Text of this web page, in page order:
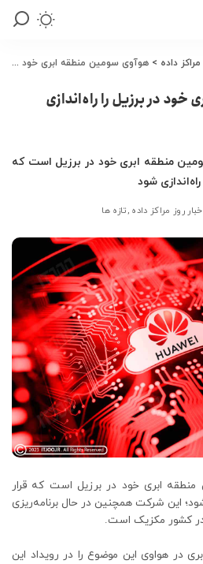
مراکز داده > هوآوی سومین منطقه ابری خود در برزیل را راه‌اندازی می‌کند
در برزیل را راه‌اندازی
منطقه ابری خود در برزیل است که
شود
روز مراکز داده تازه ها
ابری خود در برزیل است که قرار
این شرکت همچنین در حال برنامه‌ریزی
در کشور مکزیک است.
در هواوی این موضوع را در رویداد این